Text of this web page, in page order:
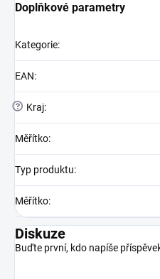
Doplňkové parametry
Kategorie:
EAN:
? Kraj:
Měřítko:
Typ produktu:
Měřítko:
Diskuze
Buďte první, kdo napíše